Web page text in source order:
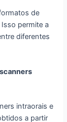
de
permite a
diferentes
intraorais e
a partir